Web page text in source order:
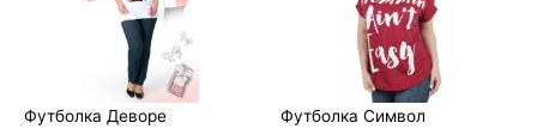
Футболка Деворе Футболка Символ